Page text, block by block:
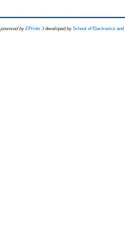
powored byEPrints 3 developed by School of Electronics